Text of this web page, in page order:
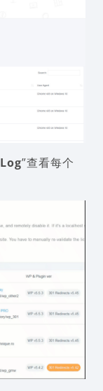
Log”查看每个